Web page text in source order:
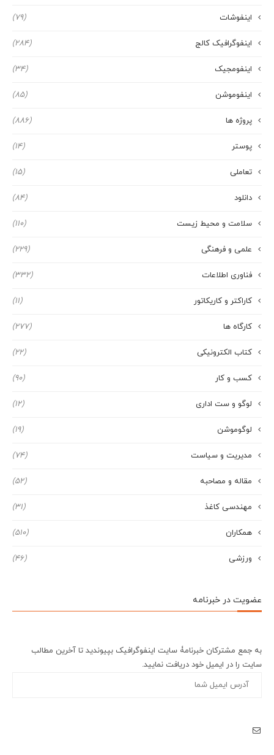
اینفوشات (79)
اینفوگرافیک کالج (284)
اینفومجیک (34)
اینفوموشن (85)
پروژه ها (886)
پوستر (14)
تعاملی (15)
دانلود (84)
سلامت و محیط زیست (110)
علمی و فرهنگی (229)
فناوری اطلاعات (332)
کاراکتر و کاریکاتور (11)
کارگاه ها (277)
کتاب الکترونیکی (22)
کسب و کار (90)
لوگو و ست اداری (12)
لوگوموشن (19)
مدیریت و سیاست (74)
مقاله و مصاحبه (52)
مهندسی کاغذ (31)
همکاران (510)
ورزشی (46)
عضویت در خبرنامه
به جمع مشترکان خبرنامۀ سایت اینفوگرافیک بپیوندید تا آخرین مطالب
سایت را در ایمیل خود دریافت نمایید.